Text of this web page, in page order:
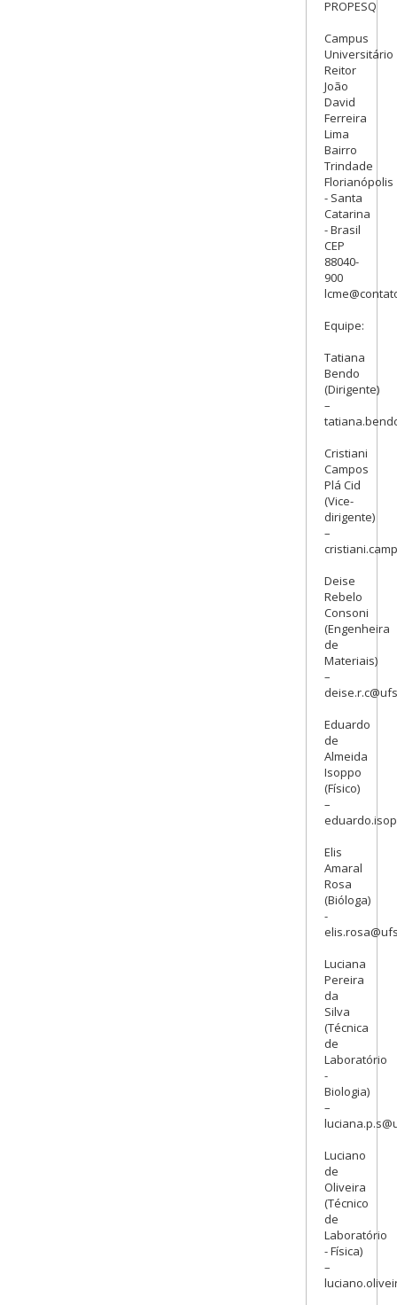
PROPESQ
Campus
Universitário
Reitor
João
David
Ferreira
Lima
Bairro
Trindade
Florianópolis
- Santa
Catarina
- Brasil
CEP
88040-
900
Equipe:
Tatiana
Bendo
(Dirigente)
–
Cristiani
Campos
Plá Cid
(Vice-
dirigente)
–
Deise
Rebelo
Consoni
(Engenheira
de
Materiais)
–
Eduardo
de
Almeida
Isoppo
(Físico)
–
Elis
Amaral
Rosa
(Bióloga)
-
Luciana
Pereira
da
Silva
(Técnica
de
Laboratório
-
Biologia)
–
Luciano
de
Oliveira
(Técnico
de
Laboratório
- Física)
–